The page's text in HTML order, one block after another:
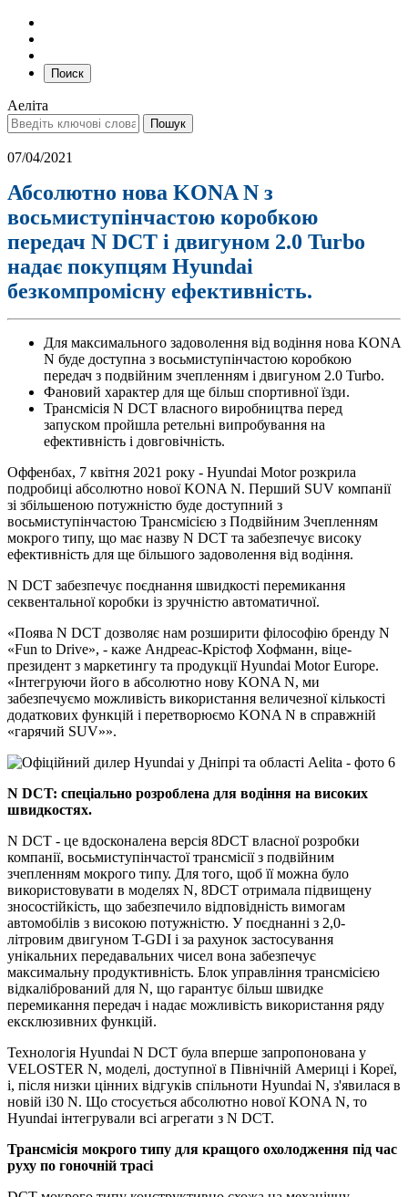
Поиск
Аеліта
07/04/2021
Абсолютно нова KONA N з
восьмиступінчастою коробкою
передач N DCT і двигуном 2.0 Turbo
надає покупцям Hyundai
безкомпромісну ефективність.
Для максимального задоволення від водіння нова KONA
N буде доступна з восьмиступінчастою коробкою
передач з подвійним зчепленням і двигуном 2.0 Turbo.
Фановий характер для ще більш спортивної їзди.
Трансмісія N DCT власного виробництва перед
запуском пройшла ретельні випробування на
ефективність і довговічність.
Оффенбах, 7 квітня 2021 року - Hyundai Motor розкрила
подробиці абсолютно нової KONA N. Перший SUV компанії
зі збільшеною потужністю буде доступний з
восьмиступінчастою Трансмісією з Подвійним Зчепленням
мокрого типу, що має назву N DCT та забезпечує високу
ефективність для ще більшого задоволення від водіння.
N DCT забезпечує поєднання швидкості перемикання
секвентальної коробки із зручністю автоматичної.
«Поява N DCT дозволяє нам розширити філософію бренду N
«Fun to Drive», - каже Андреас-Крістоф Хофманн, віце-
президент з маркетингу та продукції Hyundai Motor Europe.
«Інтегруючи його в абсолютно нову KONA N, ми
забезпечуємо можливість використання величезної кількості
додаткових функцій і перетворюємо KONA N в справжній
«гарячий SUV»».
N DCT: спеціально розроблена для водіння на високих
швидкостях.
N DCT - це вдосконалена версія 8DCT власної розробки
компанії, восьмиступінчастої трансмісії з подвійним
зчепленням мокрого типу. Для того, щоб її можна було
використовувати в моделях N, 8DCT отримала підвищену
зносостійкість, що забезпечило відповідність вимогам
автомобілів з високою потужністю. У поєднанні з 2,0-
літровим двигуном T-GDI і за рахунок застосування
унікальних передавальних чисел вона забезпечує
максимальну продуктивність. Блок управління трансмісією
відкалібрований для N, що гарантує більш швидке
перемикання передач і надає можливість використання ряду
ексклюзивних функцій.
Технологія Hyundai N DCT була вперше запропонована у
VELOSTER N, моделі, доступної в Північній Америці і Кореї,
і, після низки цінних відгуків спільноти Hyundai N, з'явилася в
новій i30 N. Що стосується абсолютно нової KONA N, то
Hyundai інтегрували всі агрегати з N DCT.
Трансмісія мокрого типу для кращого охолодження під час
руху по гоночній трасі